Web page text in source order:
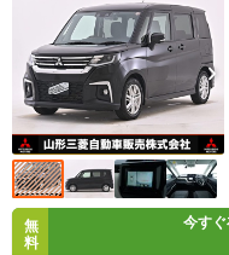
無
料
今す